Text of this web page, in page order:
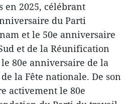
en 2025, célébrant
du Parti
et le 50e anniversaire
et de la Réunification
80e anniversaire de la
la Fête nationale. De son
activement le 80e